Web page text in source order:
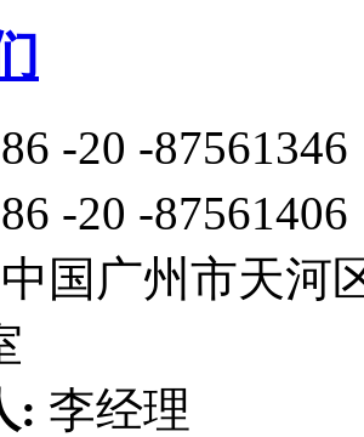
86 -20 -87561346
86 -20 -87561406
中国广州市天河
: 李经理